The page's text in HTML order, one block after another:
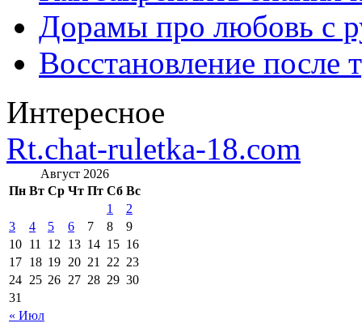
Дорамы про любовь с
Восстановление после
Интересное
Rt.chat-ruletka-18.com
Август 2026
Пн Вт Ср Чт Пт Сб Вс
« Июл
1
2
3
4 5 6 7 8
9
10 11 12 13 14 15 16
17 18 19 20 21 22 23
24 25 26 27 28 29 30
31